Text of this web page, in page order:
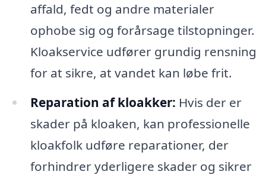
affald, fedt og andre materialer
ophobe sig og forårsage tilstopninger.
Kloakservice udfører grundig rensning
for at sikre, at vandet kan løbe frit.
Reparation af kloakker: Hvis der er
skader på kloaken, kan professionelle
kloakfolk udføre reparationer, der
forhindrer yderligere skader og sikrer